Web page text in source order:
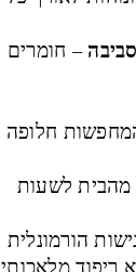
– חומרים
חלופה
מהבית לשעות
הורמונלית
ריפוד מלאכותי